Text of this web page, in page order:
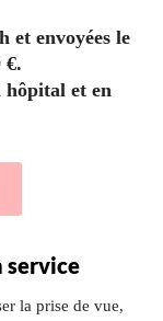
et envoyées le
€.
hôpital et en
service
la prise de vue,